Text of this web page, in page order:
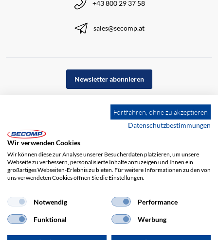
+43 800 29 37 58
sales@secomp.at
Newsletter abonnieren
Impressum AGB Haftungsausschluss Datenschutz
Fortfahren, ohne zu akzeptieren
Datenschutzbestimmungen
Wir verwenden Cookies
Wir können diese zur Analyse unserer Besucherdaten platzieren, um unsere
Webseite zu verbessern, personalisierte Inhalte anzuzeigen und Ihnen ein
großartiges Webseiten-Erlebnis zu bieten. Für weitere Informationen zu den von
uns verwendeten Cookies öffnen Sie die Einstellungen.
Notwendig Performance
Funktional Werbung